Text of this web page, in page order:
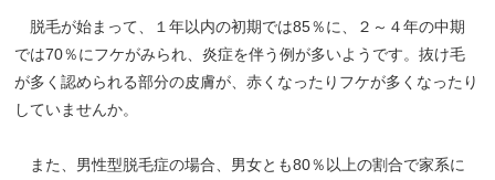
脱毛が始まって、１年以内の初期では85％に、２～４年の中期
では70％にフケがみられ、炎症を伴う例が多いようです。抜け毛
が多く認められる部分の皮膚が、赤くなったりフケが多くなったり
していませんか。
また、男性型脱毛症の場合、男女とも80％以上の割合で家系に